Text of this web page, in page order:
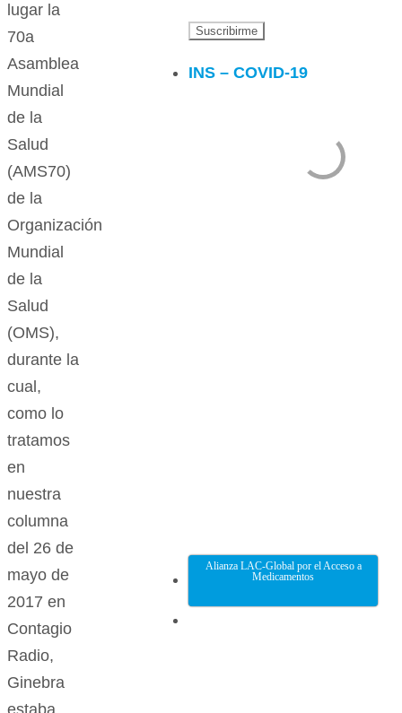
lugar la
70a
Asamblea
Mundial
de la
Salud
(AMS70)
de la
Organización
Mundial
de la
Salud
(OMS),
durante la
cual,
como lo
tratamos
en
nuestra
columna
del 26 de
mayo de
2017 en
Contagio
Radio,
Ginebra
INS – COVID-19
Alianza LAC-Global por el Acceso a
Medicamentos